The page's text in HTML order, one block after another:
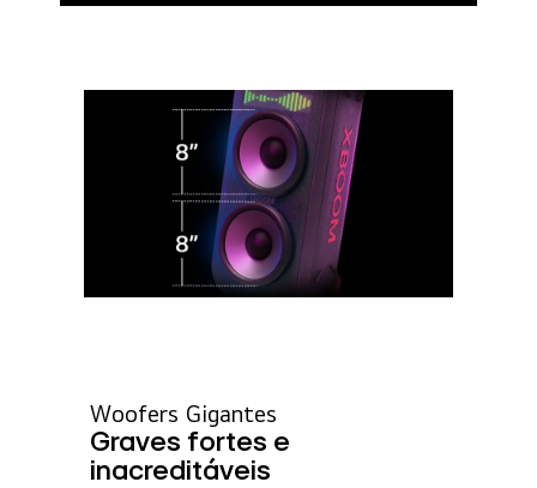
Woofers Gigantes
Graves fortes e
inacreditáveis